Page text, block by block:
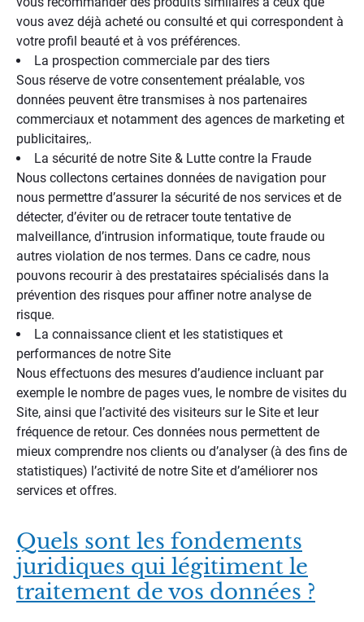
vous avez déjà acheté ou consulté et qui correspondent à
votre profil beauté et à vos préférences.
La prospection commerciale par des tiers
Sous réserve de votre consentement préalable, vos
données peuvent être transmises à nos partenaires
commerciaux et notamment des agences de marketing et
publicitaires,.
La sécurité de notre Site & Lutte contre la Fraude
Nous collectons certaines données de navigation pour
nous permettre d’assurer la sécurité de nos services et de
détecter, d’éviter ou de retracer toute tentative de
malveillance, d’intrusion informatique, toute fraude ou
autres violation de nos termes. Dans ce cadre, nous
pouvons recourir à des prestataires spécialisés dans la
prévention des risques pour affiner notre analyse de
risque.
La connaissance client et les statistiques et
performances de notre Site
Nous effectuons des mesures d’audience incluant par
exemple le nombre de pages vues, le nombre de visites du
Site, ainsi que l’activité des visiteurs sur le Site et leur
fréquence de retour. Ces données nous permettent de
mieux comprendre nos clients ou d’analyser (à des fins de
statistiques) l’activité de notre Site et d’améliorer nos
services et offres.
Quels sont les fondements
juridiques qui légitiment le
traitement de vos données ?